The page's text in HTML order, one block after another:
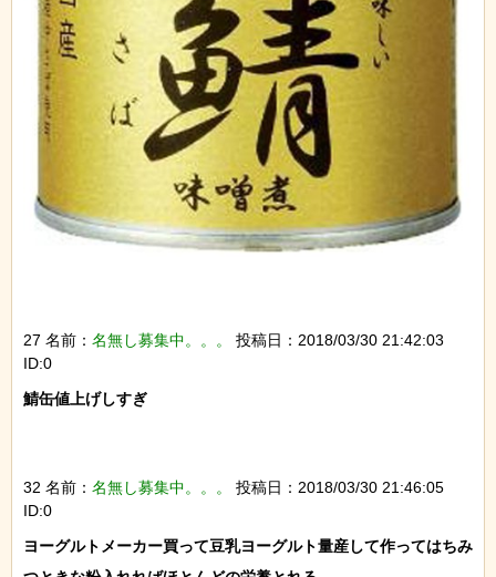
27 名前： 名無し募集中。。。
投稿日：2018/03/30 21:42:03
ID:0
鯖缶値上げしすぎ
32 名前： 名無し募集中。。。
投稿日：2018/03/30 21:46:05
ID:0
ヨーグルトメーカー買って豆乳ヨーグルト量産して作ってはちみ